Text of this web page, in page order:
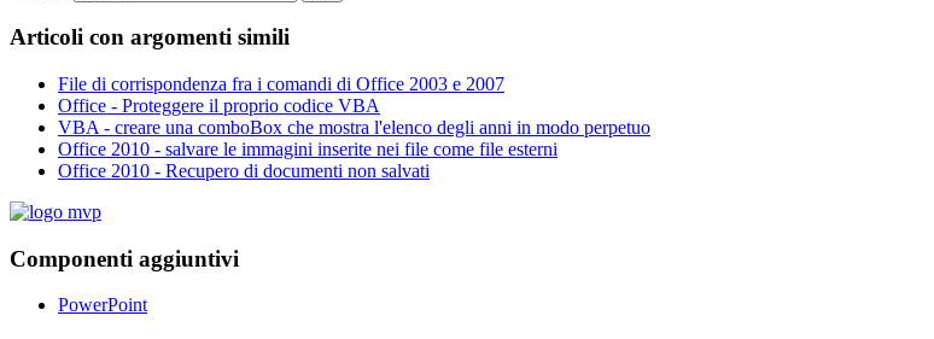
Articoli con argomenti simili
File di corrispondenza fra i comandi di Office 2003 e 2007
Office - Proteggere il proprio codice VBA
VBA - creare una comboBox che mostra l'elenco degli anni in modo perpetuo
Office 2010 - salvare le immagini inserite nei file come file esterni
Office 2010 - Recupero di documenti non salvati
Componenti aggiuntivi
PowerPoint